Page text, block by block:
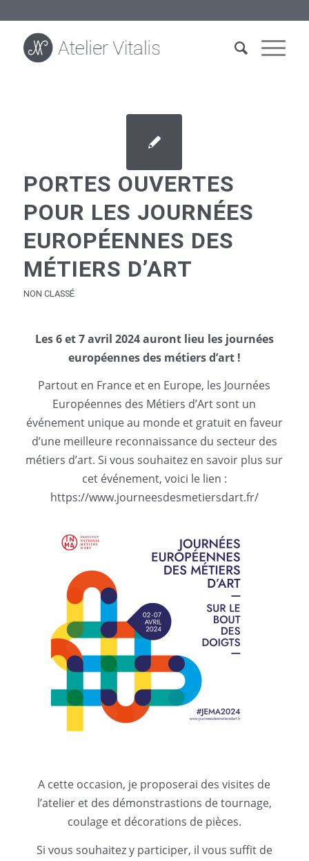
PORTES OUVERTES
POUR LES JOURNÉES
EUROPÉENNES DES
MÉTIERS D’ART
NON CLASSÉ
Les 6 et 7 avril 2024 auront lieu les journées
européennes des métiers d’art !
Partout en France et en Europe, les Journées
Européennes des Métiers d’Art sont un
événement unique au monde et gratuit en faveur
d’une meilleure reconnaissance du secteur des
métiers d’art. Si vous souhaitez en savoir plus sur
cet événement, voici le lien :
https://www.journeesdesmetiersdart.fr/
A cette occasion, je proposerai des visites de
l’atelier et des démonstrastions de tournage,
coulage et décorations de pièces.
Si vous souhaitez y participer, il vous suffit de